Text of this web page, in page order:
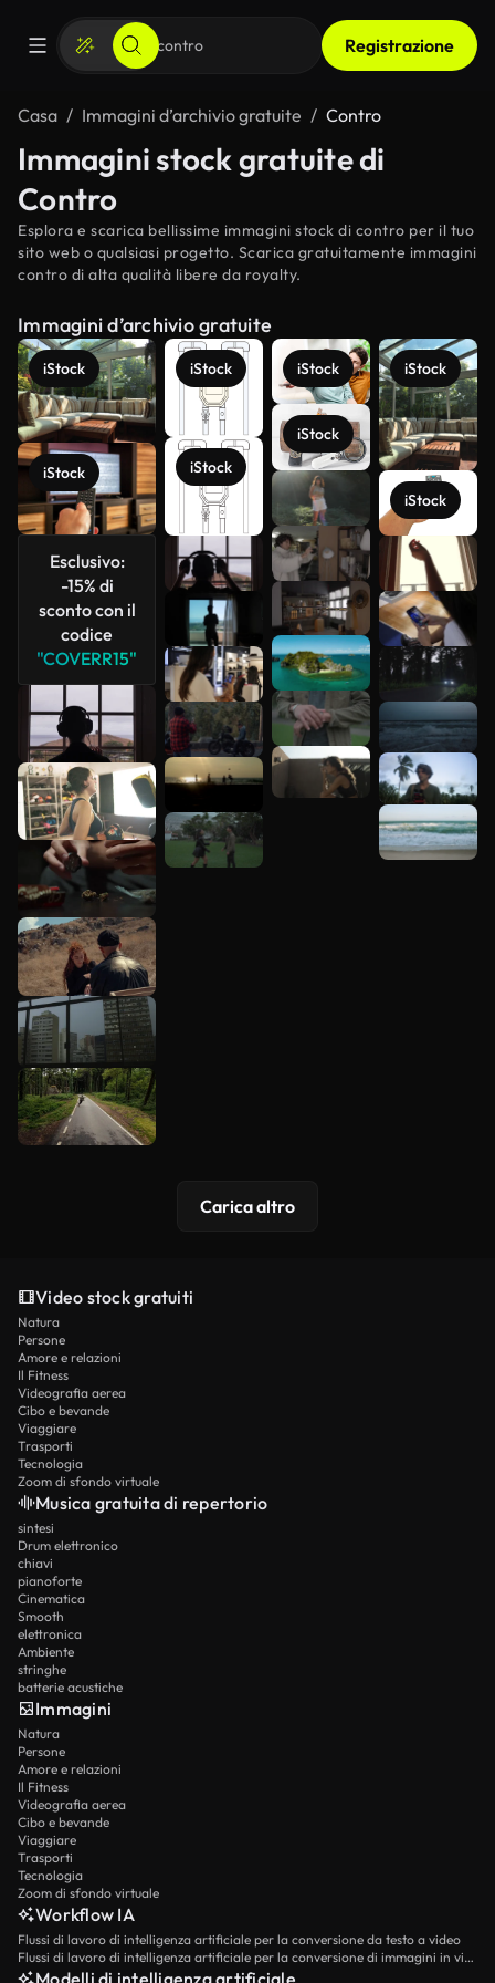
Registrazione
Casa Immagini d’archivio gratuite Contro
Immagini stock gratuite di
Contro
Esplora e scarica bellissime immagini stock di contro per il tuo
sito web o qualsiasi progetto. Scarica gratuitamente immagini
contro di alta qualità libere da royalty.
Immagini d’archivio gratuite
iStock
iStock
Esclusivo:
-15% di
sconto con il
codice
"COVERR15"
iStock
iStock
iStock
iStock
iStock
iStock
Scopri di
più
Carica altro
Video stock gratuiti
Natura
Persone
Amore e relazioni
Il Fitness
Videografia aerea
Cibo e bevande
Viaggiare
Trasporti
Tecnologia
Zoom di sfondo virtuale
Musica gratuita di repertorio
sintesi
Drum elettronico
chiavi
pianoforte
Cinematica
Smooth
elettronica
Ambiente
stringhe
batterie acustiche
Immagini
Natura
Persone
Amore e relazioni
Il Fitness
Videografia aerea
Cibo e bevande
Viaggiare
Trasporti
Tecnologia
Zoom di sfondo virtuale
Workflow IA
Flussi di lavoro di intelligenza artificiale per la conversione da testo a video
Flussi di lavoro di intelligenza artificiale per la conversione di immagini in video